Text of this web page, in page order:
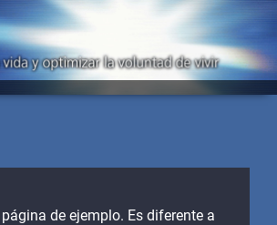
de ejemplo. Es diferente a